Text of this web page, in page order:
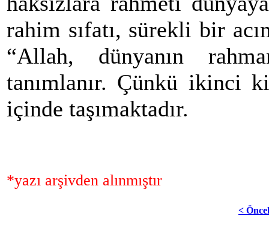
rahim sıfatı, sürekli bir
“Allah, dünyanın
tanımlanır. Çünkü ikinci
içinde taşımaktadır.
*yazı arşivden alınmıştır
<